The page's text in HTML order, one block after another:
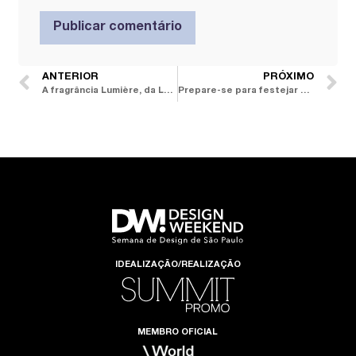
ANTERIOR
A fragrância Lumière, da LENVIE, é o perfume oficial da DW! Semana de Design de São Paulo 2024
PRÓXIMO
Prepare-se para festejar a abertura da DW! SP 2024 e visitar duas exposições nos corredores do D&D Shopping
IDEALIZAÇÃO/REALIZAÇÃO
MEMBRO OFICIAL